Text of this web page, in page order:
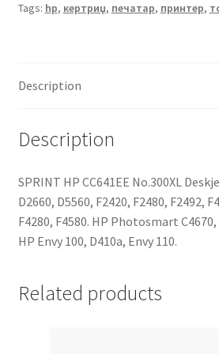
HP
Tags: hp, кертриџ, печатар, принтер,
Description
Description
SPRINT HP CC641EE No.300XL
D2660, D5560, F2420, F2480, F2492,
F4280, F4580. HP Photosmart C4670,
HP Envy 100, D410a, Envy 110.
Related products